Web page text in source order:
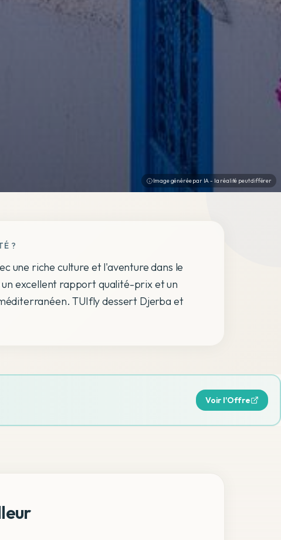
Image générée par IA - la réalité peut différer
?
une riche culture et l'aventure dans le
un excellent rapport qualité-prix et un
TUIfly dessert Djerba et
Voir l'Offre